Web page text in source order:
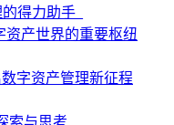
得力助手_
资产世界的重要枢纽
字资产管理新征程